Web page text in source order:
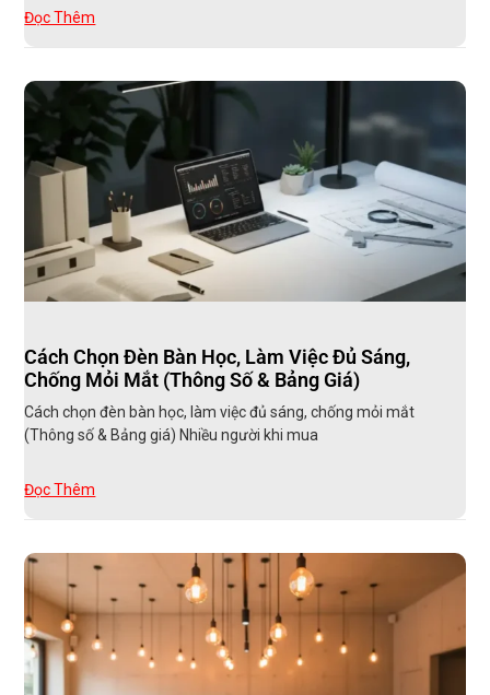
Đọc Thêm
Cách Chọn Đèn Bàn Học, Làm Việc Đủ Sáng,
Chống Mỏi Mắt (Thông Số & Bảng Giá)
Cách chọn đèn bàn học, làm việc đủ sáng, chống mỏi mắt
(Thông số & Bảng giá) Nhiều người khi mua
Đọc Thêm